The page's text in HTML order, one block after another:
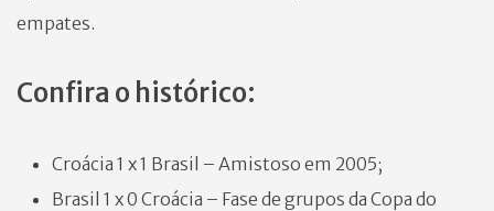
empates.
Confira o histórico:
Croácia 1 x 1 Brasil – Amistoso em 2005;
Brasil 1 x 0 Croácia – Fase de grupos da Copa do